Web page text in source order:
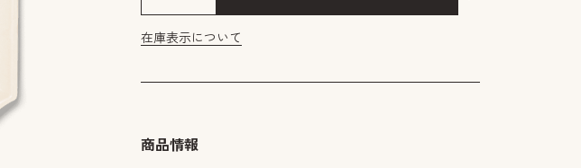
在庫表示について
商品情報